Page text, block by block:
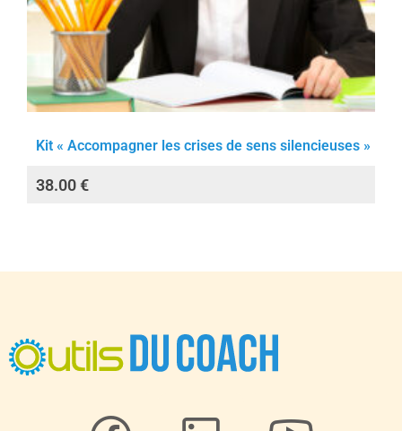
Kit « Accompagner les crises de sens silencieuses »
38.00€